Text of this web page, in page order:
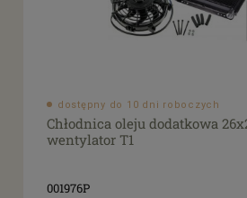
dostępny do 10 dni roboczych
Chłodnica oleju dodatkowa
wentylator T1
001976P